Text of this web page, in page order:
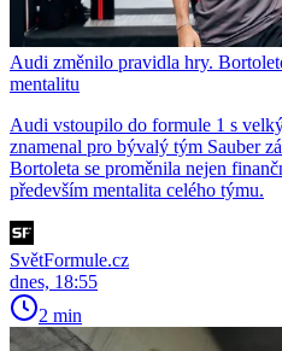
Audi změnilo pravidla hry.
mentalitu
Audi vstoupilo do formule 1 s
znamenal pro bývalý tým Sauber
Bortoleta se proměnila nejen
především mentalita celého týmu.
SvětFormule.cz
dnes, 18:55
2 min